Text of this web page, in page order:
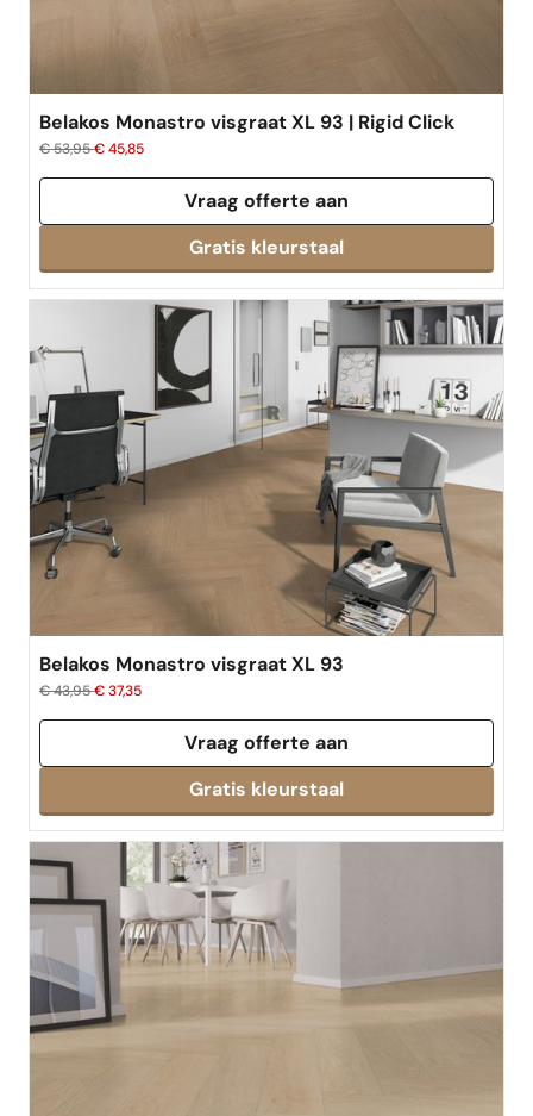
Belakos Monastro visgraat XL 93 | Rigid Click
€ 53,95€ 45,85
Vraag offerte aan
Belakos Monastro visgraat XL 93
€ 43,95€ 37,35
Vraag offerte aan